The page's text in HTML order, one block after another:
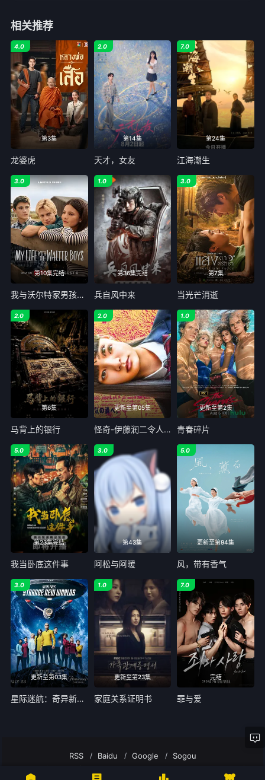
相关推荐
第3集
4.0
龙婆虎
第14集
2.0
天才，女友
第24集
7.0
江海潮生
第10集完结
3.0
我与沃尔特家男孩的生活 第三季
第36集完结
1.0
兵自风中来
第7集
3.0
当光芒消逝
第6集
2.0
马背上的银行
更新至第05集
2.0
怪奇-伊藤润二令人彻夜难眠的奇异故事
更新至第2集
1.0
青春碎片
第23集完结
5.0
我当卧底这件事
第43集
3.0
阿松与阿暖
更新至第94集
5.0
风，带有香气
更新至第03集
3.0
星际迷航：奇异新世界 第四季
更新至第23集
1.0
家庭关系证明书
完结
7.0
罪与爱
RSS Baidu Google Sogou